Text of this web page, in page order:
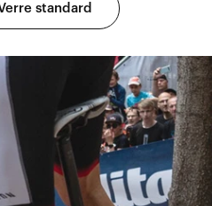
standard